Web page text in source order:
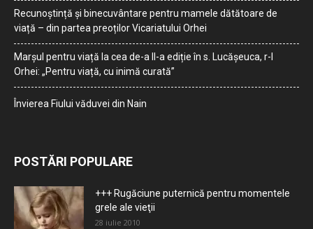
Recunoștință și binecuvântare pentru mamele dătătoare de
viață – din partea preoților Vicariatului Orhei
Marșul pentru viață la cea de-a II-a ediție în s. Lucășeuca, r-l
Orhei: „Pentru viață, cu inimă curată”
Învierea Fiului văduvei din Nain
POSTĂRI POPULARE
+++ Rugăciune puternică pentru momentele
grele ale vieţii
28 iulie 2010